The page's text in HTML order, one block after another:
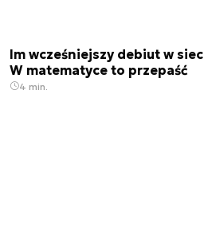
Im wcześniejszy debiut w
W matematyce to przepaść
4 min.